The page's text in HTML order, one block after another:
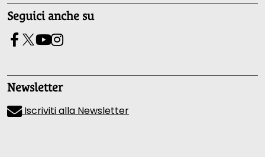
Seguici anche su
Newsletter
Iscriviti alla Newsletter